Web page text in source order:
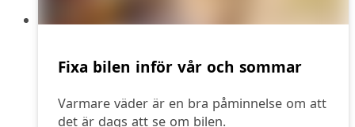
Fixa bilen inför vår och sommar
Varmare väder är en bra påminnelse om att
det är dags att se om bilen.